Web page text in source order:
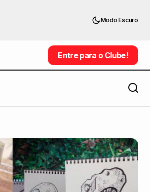
Modo Escuro
Entre para o Clube!
Entre para o Clube!